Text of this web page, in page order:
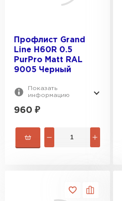
Профлист Grand
Line H60R 0.5
PurPro Matt RAL
9005 Черный
Показать
информацию
960 ₽